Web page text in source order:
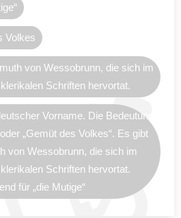
Volkes
von Wessobrunn, die sich im
Schriften hervortat.
Vorname. Die Bedeutung
„Gemüt des Volkes“. Es gibt
von Wessobrunn, die sich im
Schriften hervortat.
für „die Mutige“